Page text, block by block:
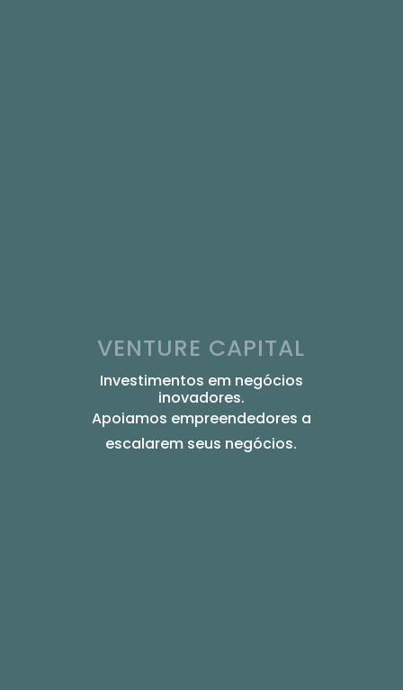
VENTURE CAPITAL
Investimentos em negócios
inovadores.
Apoiamos empreendedores a
escalarem seus negócios.